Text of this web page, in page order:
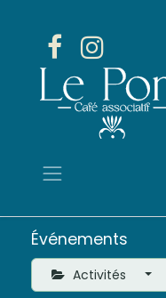
Événements
Activités